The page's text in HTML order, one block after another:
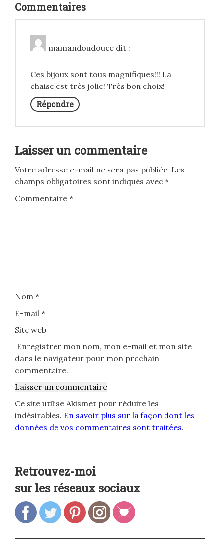
Commentaires
mamandoudouce dit :
Ces bijoux sont tous magnifiques!!! La
chaise est très jolie! Très bon choix!
Répondre
Laisser un commentaire
Votre adresse e-mail ne sera pas publiée. Les
champs obligatoires sont indiqués avec *
Commentaire *
Nom *
E-mail *
Site web
Enregistrer mon nom, mon e-mail et mon site
dans le navigateur pour mon prochain
commentaire.
Ce site utilise Akismet pour réduire les
indésirables. En savoir plus sur la façon dont les
données de vos commentaires sont traitées.
Retrouvez-moi
sur les réseaux sociaux